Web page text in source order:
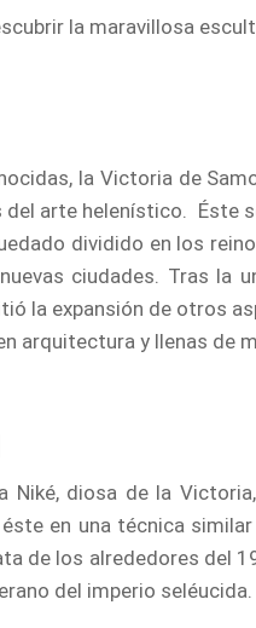
la maravillosa
la Victoria de
arte helenístico. Éste
dividido en los
ciudades. Tras la
la expansión de otros
arquitectura y llenas de
Niké, diosa de la
en una técnica
de los alrededores del
del imperio seléucida.